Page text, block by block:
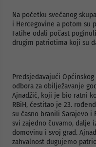
Na početku svečanog
i Hercegovine a potom su
Fatihe odali počast
drugim patriotima koji su
Predsjedavajući
odbora za obilježavanje
Ajnadžić, koji je bio ratni
RBiH, čestitao je 23.
su časno branili Sarajevo i
svi zajedno čuvamo, dalje
domovinu i svoj grad.
zahvalnost dugujemo